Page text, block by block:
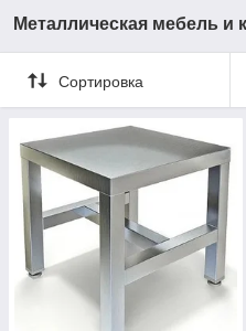
Металлическая мебель и
Сортировка